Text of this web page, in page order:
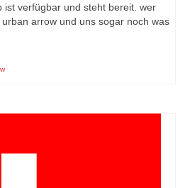
ist verfügbar und steht bereit. wer
arrow und uns sogar noch was